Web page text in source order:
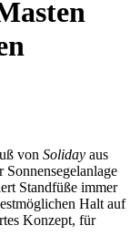
von Soliday aus
Standfüße immer
Halt auf
Konzept, für